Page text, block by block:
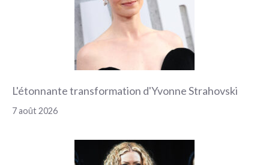
L'étonnante transformation d'Yvonne Strahovski
7 août 2026